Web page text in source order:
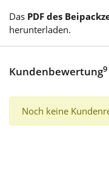
Das PDF des
herunterladen.
Kundenbewertung9
Noch keine